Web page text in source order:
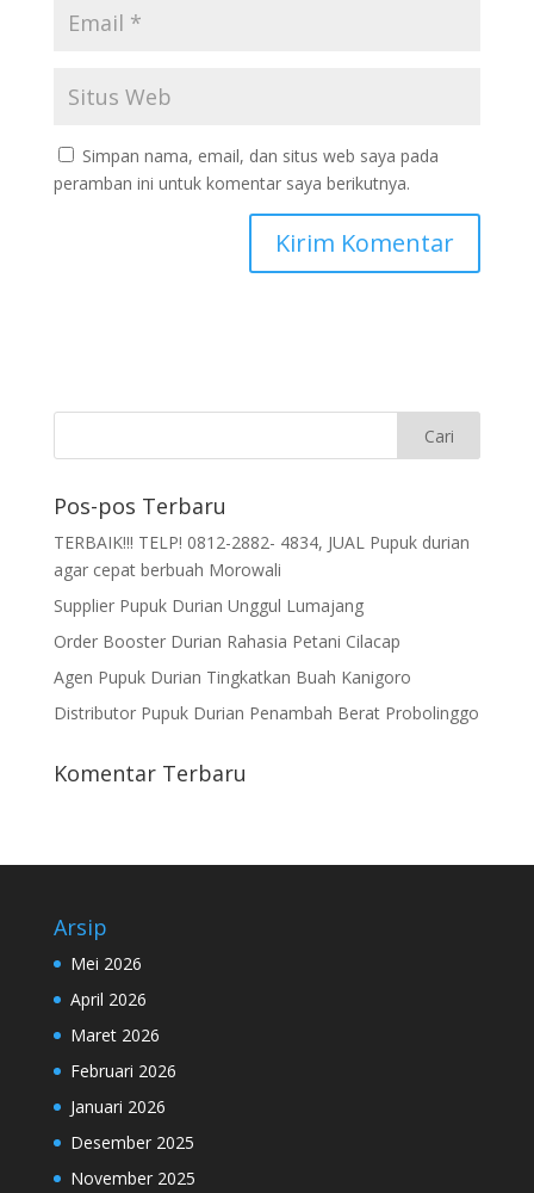
Simpan nama, email, dan situs web saya pada
peramban ini untuk komentar saya berikutnya.
Pos-pos Terbaru
TERBAIK!!! TELP! 0812-2882- 4834, JUAL Pupuk durian
agar cepat berbuah Morowali
Supplier Pupuk Durian Unggul Lumajang
Order Booster Durian Rahasia Petani Cilacap
Agen Pupuk Durian Tingkatkan Buah Kanigoro
Distributor Pupuk Durian Penambah Berat Probolinggo
Komentar Terbaru
Arsip
Mei 2026
April 2026
Maret 2026
Februari 2026
Januari 2026
Desember 2025
November 2025